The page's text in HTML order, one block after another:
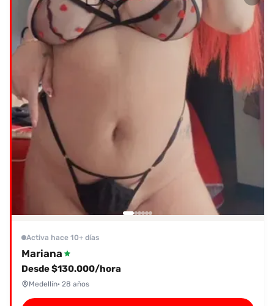
Activa hace 10+ días
Mariana
Desde $130.000/hora
Medellín· 28 años